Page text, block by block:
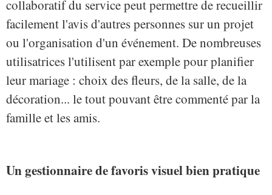
collaboratif du service peut permettre de recueillir
facilement l'avis d'autres personnes sur un projet
ou l'organisation d'un événement. De nombreuses
utilisatrices l'utilisent par exemple pour planifier
leur mariage : choix des fleurs, de la salle, de la
décoration... le tout pouvant être commenté par la
famille et les amis.
Un gestionnaire de favoris visuel bien pratique